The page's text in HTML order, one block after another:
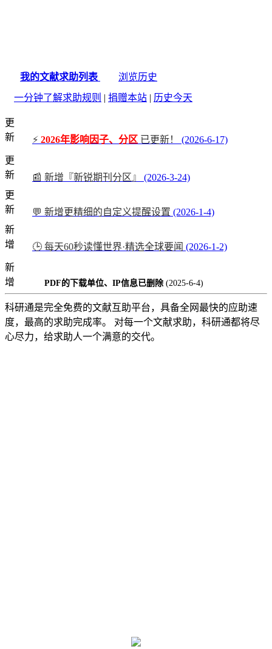
我的文献求助列表
浏览历史
一分钟了解求助规则 | 捐赠本站 | 历史今天
更
新
⚡ 2026年影响因子、分区 已更新！
(2026-6-17)
更
新
📰 新增『新锐期刊分区』
(2026-3-24)
更
新
💬 新增更精细的自定义提醒设置 (2026-1-4)
新
增
🕒 每天60秒读懂世界·精选全球要闻 (2026-1-2)
新
增
PDF的下载单位、IP信息已删除 (2025-6-4)
科研通是完全免费的文献互助平台，具备全网最快的应助速
度，最高的求助完成率。 对每一个文献求助，科研通都将尽
心尽力，给求助人一个满意的交代。